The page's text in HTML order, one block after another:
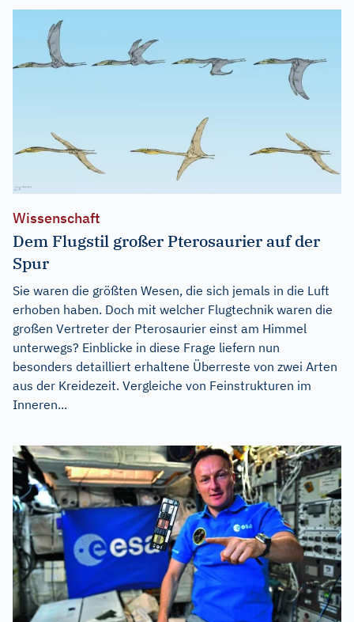
Wissenschaft
Dem Flugstil großer Pterosaurier auf der
Spur
Sie waren die größten Wesen, die sich jemals in die Luft
erhoben haben. Doch mit welcher Flugtechnik waren die
großen Vertreter der Pterosaurier einst am Himmel
unterwegs? Einblicke in diese Frage liefern nun
besonders detailliert erhaltene Überreste von zwei Arten
aus der Kreidezeit. Vergleiche von Feinstrukturen im
Inneren...